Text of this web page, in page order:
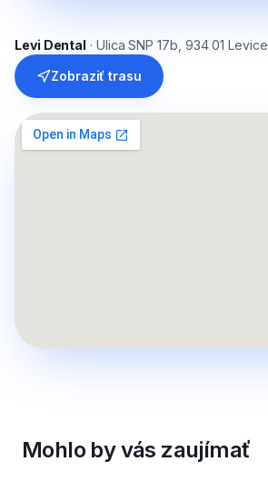
Levi Dental · Ulica SNP 17b, 934 01 Levice
Zobraziť trasu
Mohlo by vás zaujímať